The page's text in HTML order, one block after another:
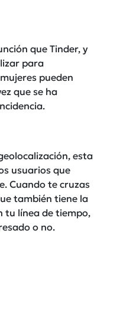
que Tinder, y
para
pueden
que se ha
esta
usuarios que
Cuando te cruzas
también tiene la
tu línea de tiempo,
o no.